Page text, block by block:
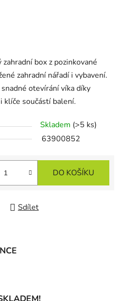
box z pozinkované
zahradní nářadí i vybavení.
otevírání víka díky
klíče součástí balení.
Skladem (>5 ks)
63900852
DO KOŠÍKU
Sdílet